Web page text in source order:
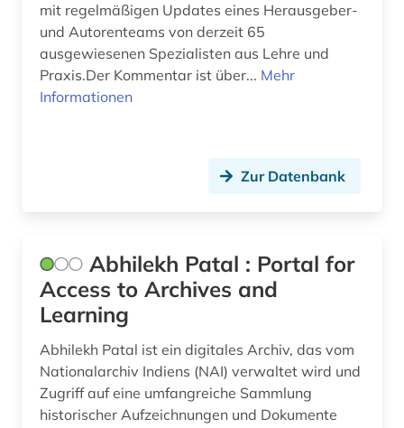
berufliche fortbildung (1)
berufliche weiterbildung (1)
berufsbildungsgesetz (1)
beschäftigung (1)
besoldungsrecht (6)
besonderer teil (1)
bestattungsrecht (1)
mit regelmäßigen Updates eines Herausgeber-
und Autorenteams von derzeit 65
ausgewiesenen Spezialisten aus Lehre und
Praxis.Der Kommentar ist über... Mehr
Informationen
Zur Datenbank
Abhilekh Patal : Portal for
Access to Archives and
Learning
Abhilekh Patal ist ein digitales Archiv, das vom
Nationalarchiv Indiens (NAI) verwaltet wird und
Zugriff auf eine umfangreiche Sammlung
historischer Aufzeichnungen und Dokumente